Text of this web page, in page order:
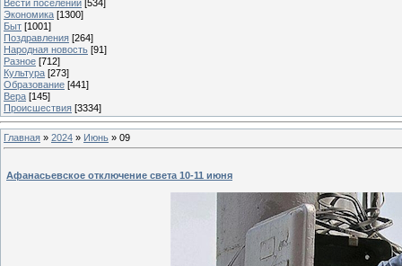
Вести поселений [534]
Экономика [1300]
Быт [1001]
Поздравления [264]
Народная новость [91]
Разное [712]
Культура [273]
Образование [441]
Вера [145]
Происшествия [3334]
Главная » 2024 » Июнь » 09
Афанасьевское отключение света 10-11 июня